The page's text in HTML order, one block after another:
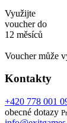
Využijte
voucher do
12 měsíců
Voucher může
Kontakty
+420 778 001
obecné dotazy